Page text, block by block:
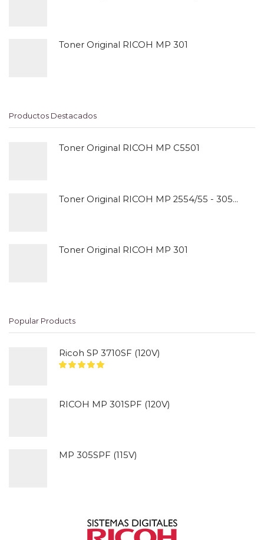
Toner Original RICOH MP 301
Productos Destacados
Toner Original RICOH MP C5501
Toner Original RICOH MP 2554/55 - 3054/55
Toner Original RICOH MP 301
Popular Products
Ricoh SP 3710SF (120V)
RICOH MP 301SPF (120V)
MP 305SPF (115V)